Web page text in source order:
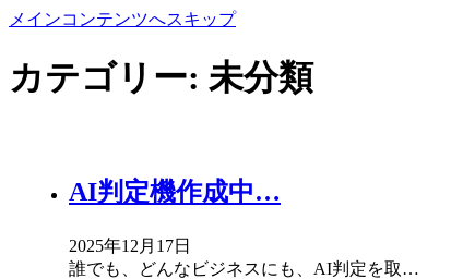
メインコンテンツへスキップ
カテゴリー: 未分類
AI判定機作成中…
2025年12月17日
誰でも、どんなビジネスにも、AI判定を取…